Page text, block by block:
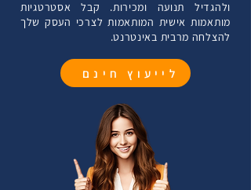
ההשפעות שלו הן קצרות מועד ועלולות להתייקר עם
ולהגדיל תנועה ומכירות. קבל אסטרטגיות
מותאמות אישית המותאמות לצרכי העסק שלך
להצלחה מרבית באינטרנט.
לייעוץ חינם